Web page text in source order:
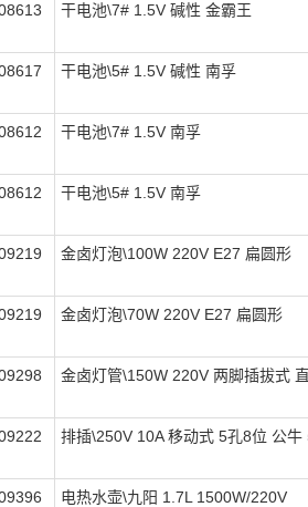
干电池\7# 1.5V 碱性 金霸王
干电池\5# 1.5V 碱性 南孚
干电池\7# 1.5V 南孚
干电池\5# 1.5V 南孚
金卤灯泡\100W 220V E27 扁圆形
金卤灯泡\70W 220V E27 扁圆形
金卤灯管\150W 220V 两脚插拔式
排插\250V 10A 移动式 5孔8位 公牛
电热水壶\九阳 1.7L 1500W/220V